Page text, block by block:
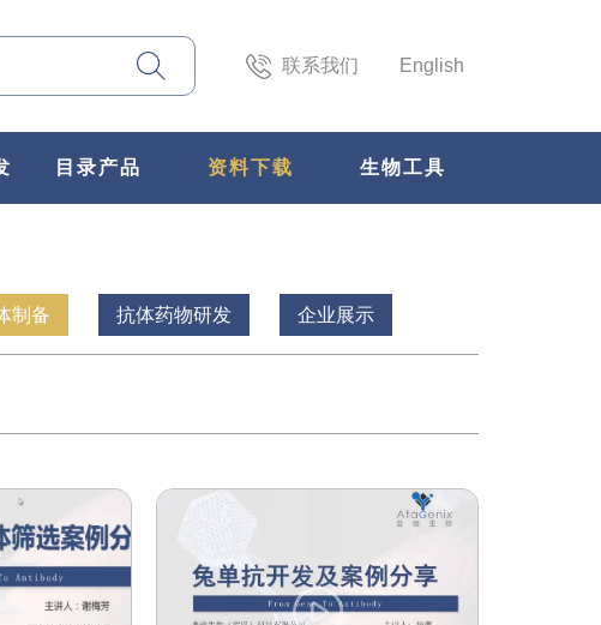
联系我们 English
目录产品 资料下载 生物工具
制备 抗体药物研发 企业展示